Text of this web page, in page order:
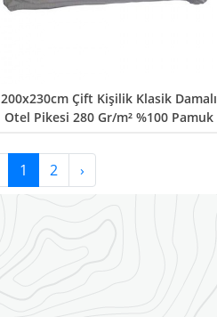
200x230cm Çift Kişilik Klasik Damalı
Otel Pikesi 280 Gr/m² %100 Pamuk
1 2 ›